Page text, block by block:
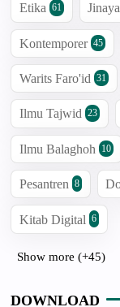
Etika 61
Kontemporer 45
Warits Faro'id 31
Ilmu Tajwid 23
Ilmu Balaghoh 10
Pesantren 8
Kitab Digital 6
Show more (+45)
DOWNLOAD